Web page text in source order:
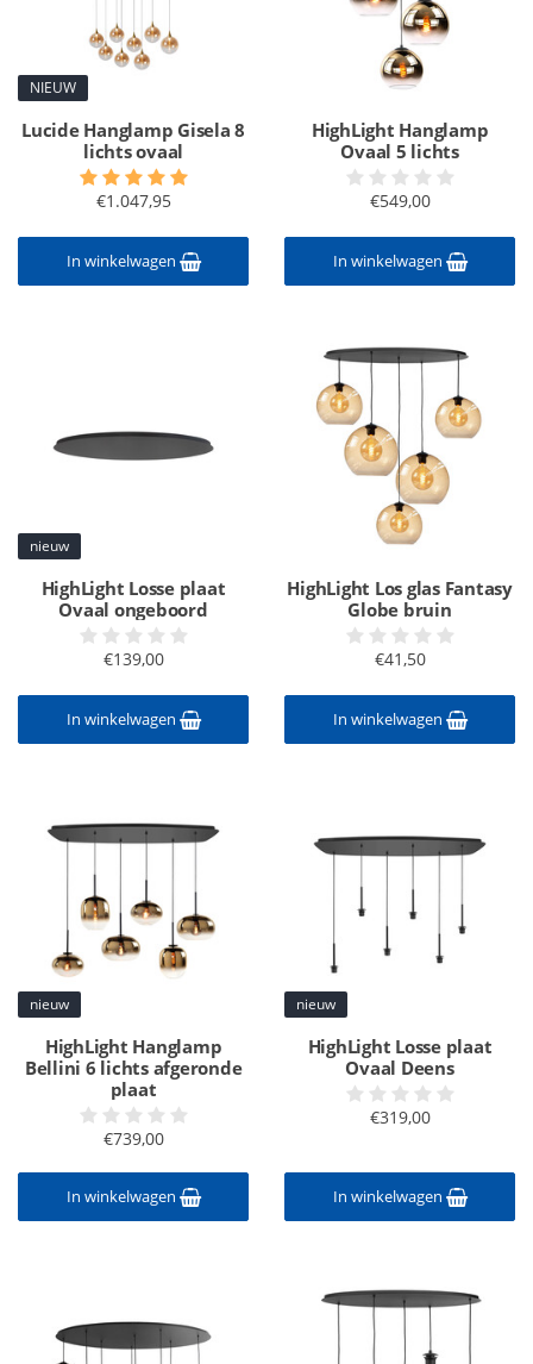
NIEUW
Lucide Hanglamp Gisela 8
lichts ovaal
€1.047,95
In winkelwagen
HighLight Hanglamp
Ovaal 5 lichts
€549,00
In winkelwagen
nieuw
HighLight Losse plaat
Ovaal ongeboord
€139,00
In winkelwagen
HighLight Los glas Fantasy
Globe bruin
€41,50
In winkelwagen
nieuw
HighLight Hanglamp
Bellini 6 lichts afgeronde
plaat
€739,00
In winkelwagen
nieuw
HighLight Losse plaat
Ovaal Deens
€319,00
In winkelwagen